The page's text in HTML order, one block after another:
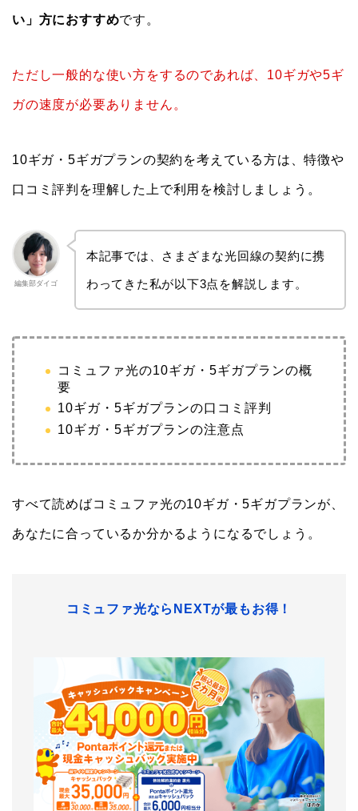
い」方におすすめです。
ただし一般的な使い方をするのであれば、10ギガや5ギ
ガの速度が必要ありません。
10ギガ・5ギガプランの契約を考えている方は、特徴や
口コミ評判を理解した上で利用を検討しましょう。
編集部ダイゴ
本記事では、さまざまな光回線の契約に携
わってきた私が以下3点を解説します。
コミュファ光の10ギガ・5ギガプランの概
要
10ギガ・5ギガプランの口コミ評判
10ギガ・5ギガプランの注意点
すべて読めばコミュファ光の10ギガ・5ギガプランが、
あなたに合っているか分かるようになるでしょう。
コミュファ光ならNEXTが最もお得！